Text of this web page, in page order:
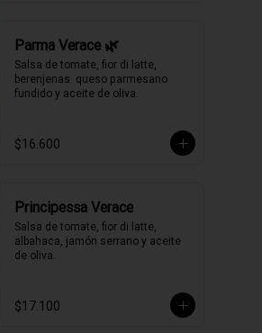
Parma Verace 🌿
Salsa de tomate, fior di latte,
berenjenas  queso parmesano
fundido y aceite de oliva.
$16.600
Principessa Verace
Salsa de tomate, fior di latte,
albahaca, jamón serrano y aceite
de oliva.
$17.100